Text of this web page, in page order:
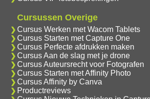
Cursussen Overige
Cursus Werken met Wacom Tablets
Cursus Starten met Capture One
Cursus Perfecte afdrukken maken
Cursus Aan de slag met je drone
Cursus Auteursrecht voor Fotografen
Cursus Starten met Affinity Photo
Cursus Affinity by Canva
Productreviews